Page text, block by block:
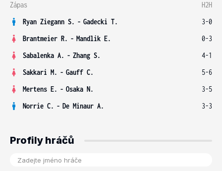
Zápas
H2H
Ryan Ziegann S. - Gadecki T.
3-0
Brantmeier R. - Mandlik E.
0-3
Sabalenka A. - Zhang S.
4-1
Sakkari M. - Gauff C.
5-6
Mertens E. - Osaka N.
3-5
Norrie C. - De Minaur A. 3-3
Profily hráčů